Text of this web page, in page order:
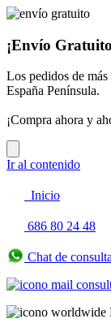
¡Envío
Los pedidos de
España Península.
¡Compra ahora y
Ir al contenido
Inicio
686 80 24 48
Chat de